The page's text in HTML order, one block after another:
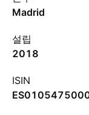
Madrid
설립
2018
ISIN